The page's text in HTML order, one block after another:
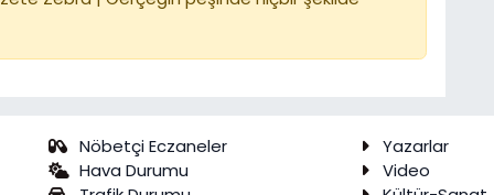
Nöbetçi Eczaneler
Hava Durumu
Yazarlar
Video